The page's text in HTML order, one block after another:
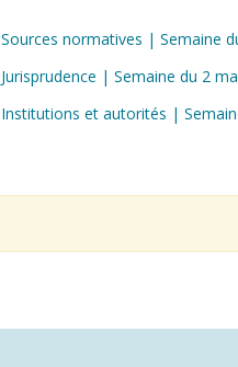
Sources normatives | Semaine
Jurisprudence | Semaine du 2
Institutions et autorités |